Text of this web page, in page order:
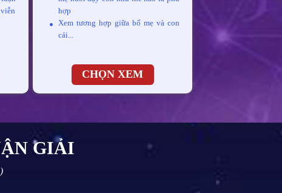
hợp
Xem tương hợp giữa bố mẹ và con
cái...
CHỌN XEM
GIẢI